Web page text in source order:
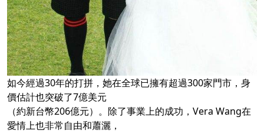
如今經過30年的打拼，她在全球已擁有超過300家門市，身
價估計也突破了7億美元
（約新台幣206億元）。除了事業上的成功，Vera Wang在
愛情上也非常自由和蕭灑，